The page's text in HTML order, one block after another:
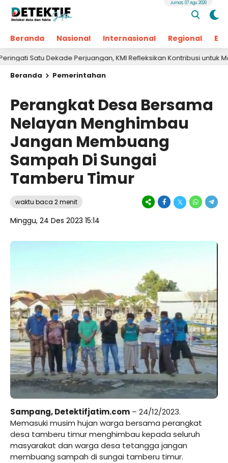
Beranda Nasional Internasional Regional
Jumat, 07 Agu 2026
Dekade Perjuangan, KMI Refleksikan Kontribusi untuk Masyarakat
Beranda
Pemerintahan
Perangkat Desa Bersama
Nelayan Menghimbau
Jangan Membuang
Sampah Di Sungai
Tamberu Timur
waktu baca 2 menit
Minggu, 24 Des 2023 15:14
Sampang, Detektifjatim.com – 24/12/2023.
Memasuki musim hujan warga bersama perangkat
desa tamberu timur menghimbau kepada seluruh
masyarakat dan warga desa tetangga jangan
membuang sampah di sungai tamberu timur.